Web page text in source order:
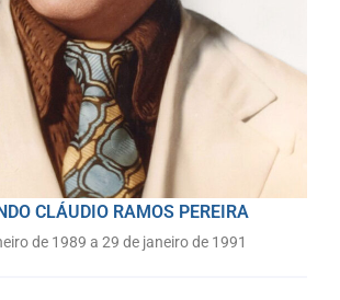
CLÁUDIO RAMOS PEREIRA
de 1989 a 29 de janeiro de 1991